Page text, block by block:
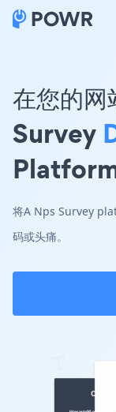
在您的
Survey
将A Nps Survey
码或头痛。